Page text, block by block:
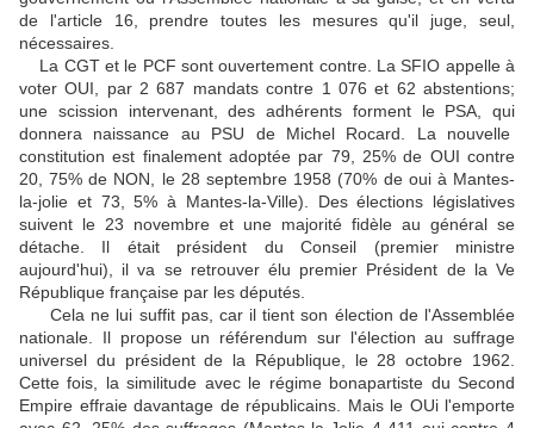
de l'article 16, prendre toutes les mesures qu'il juge, seul,
nécessaires.
La CGT et le PCF sont ouvertement contre. La SFIO appelle à
voter OUI, par 2 687 mandats contre 1 076 et 62 abstentions;
une scission intervenant, des adhérents forment le PSA, qui
donnera naissance au PSU de Michel Rocard. La nouvelle
constitution est finalement adoptée par 79, 25% de OUI contre
20, 75% de NON, le 28 septembre 1958 (70% de oui à Mantes-
la-jolie et 73, 5% à Mantes-la-Ville). Des élections législatives
suivent le 23 novembre et une majorité fidèle au général se
détache. Il était président du Conseil (premier ministre
aujourd'hui), il va se retrouver élu premier Président de la Ve
République française par les députés.
Cela ne lui suffit pas, car il tient son élection de l'Assemblée
nationale. Il propose un référendum sur l'élection au suffrage
universel du président de la République, le 28 octobre 1962.
Cette fois, la similitude avec le régime bonapartiste du Second
Empire effraie davantage de républicains. Mais le OUi l'emporte